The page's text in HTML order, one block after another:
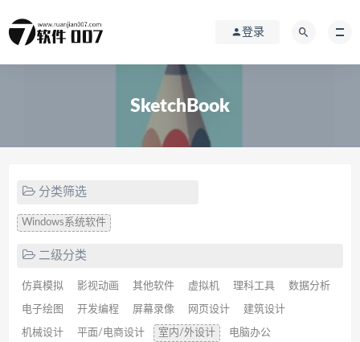
登录
SketchBook
分类筛选
Windows系统软件
二级分类
仿真模拟 影视动画 其他软件 虚拟机 理科工具 数据分析
电子绘图 开发编程 屏幕录像 网页设计 建筑设计
机械设计 平面/电商设计 室内/外设计 电脑办公